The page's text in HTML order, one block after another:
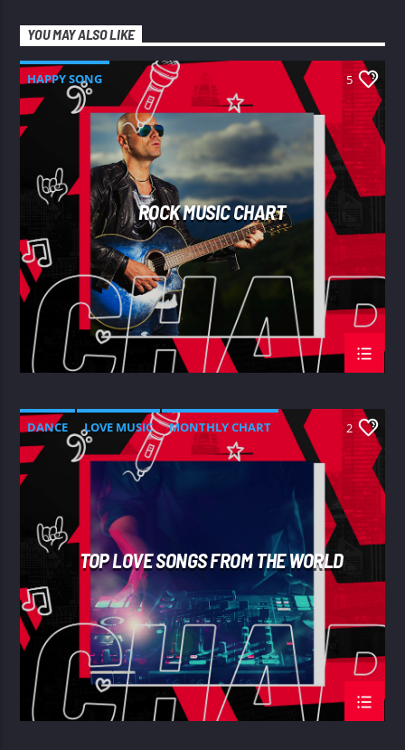
YOU MAY ALSO LIKE
HAPPY SONG 5
ROCK MUSIC CHART
DANCE LOVE MUSIC
MONTHLY CHART
SPRING CHART
2
TOP LOVE SONGS FROM THE WORLD